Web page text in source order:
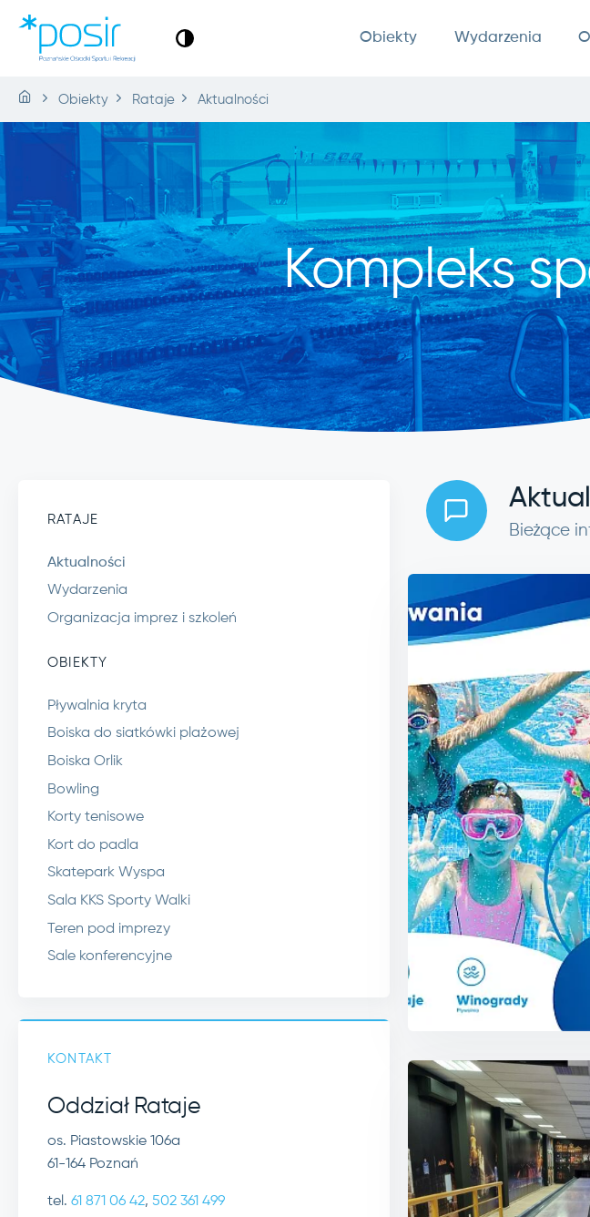
Obiekty Wydarzenia
Obiekty Rataje Aktualności
Kompleks
RATAJE
Aktualności
Wydarzenia
Organizacja imprez i szkoleń
OBIEKTY
Pływalnia kryta
Boiska do siatkówki plażowej
Boiska Orlik
Bowling
Korty tenisowe
Kort do padla
Skatepark Wyspa
Sala KKS Sporty Walki
Teren pod imprezy
Sale konferencyjne
KONTAKT
Oddział Rataje
os. Piastowskie 106a
61-164 Poznań
tel. 61 871 06 42, 502 361 499
Bieżące